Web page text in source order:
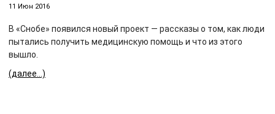
11 Июн 2016
В «Снобе» появился новый проект — рассказы о том, как люди
пытались получить медицинскую помощь и что из этого
вышло.
(далее…)